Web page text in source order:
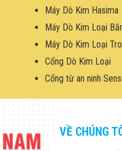
Máy Dò Kim Hasima
Máy Dò Kim Loại
Máy Dò Kim Loại
Cổng Dò Kim Loại
Cổng từ an ninh
VỀ CHÚNG